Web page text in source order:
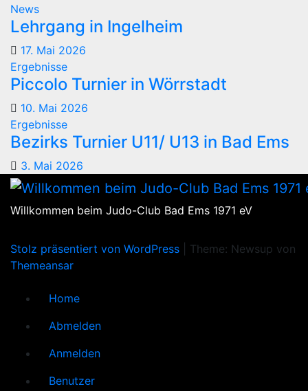
News
Lehrgang in Ingelheim
17. Mai 2026
Ergebnisse
Piccolo Turnier in Wörrstadt
10. Mai 2026
Ergebnisse
Bezirks Turnier U11/ U13 in Bad Ems
3. Mai 2026
Willkommen beim Judo-Club Bad Ems 1971 eV
Stolz präsentiert von WordPress
Theme: Newsup von
Themeansar
Home
Abmelden
Anmelden
Benutzer